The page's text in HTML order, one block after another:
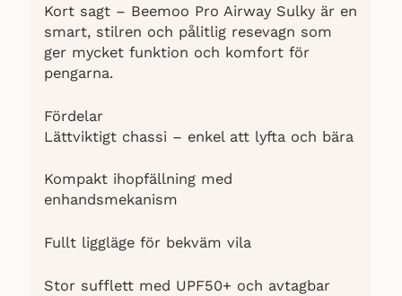
Kort sagt – Beemoo Pro Airway Sulky är en
smart, stilren och pålitlig resevagn som
ger mycket funktion och komfort för
pengarna.
Fördelar
Lättviktigt chassi – enkel att lyfta och bära
Kompakt ihopfällning med
enhandsmekanism
Fullt liggläge för bekväm vila
Stor sufflett med UPF50+ och avtagbar